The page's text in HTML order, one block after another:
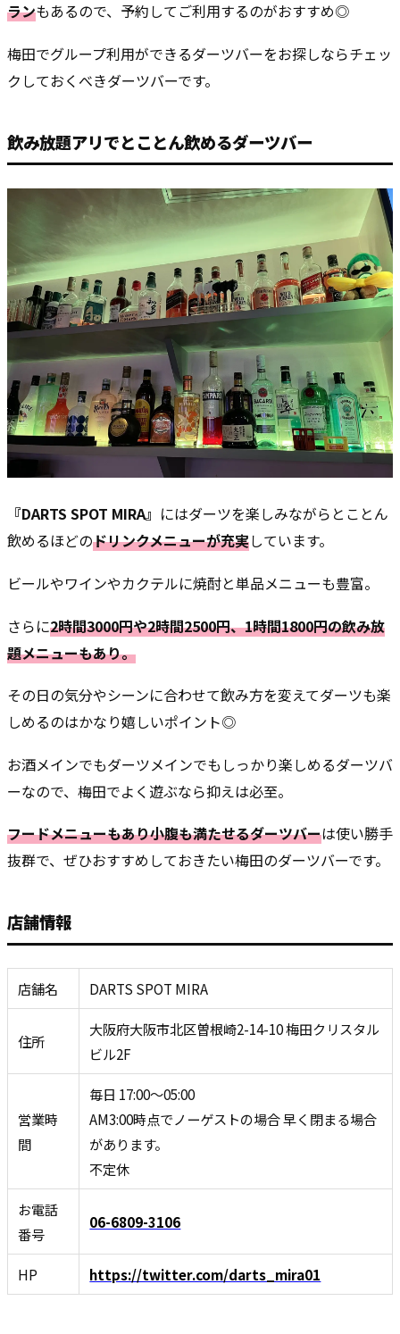
ランもあるので、予約してご利用するのがおすすめ◎
梅田でグループ利用ができるダーツバーをお探しならチェッ
クしておくべきダーツバーです。
飲み放題アリでとことん飲めるダーツバー
『DARTS SPOT MIRA』 にはダーツを楽しみながらとことん
飲めるほどのドリンクメニューが充実しています。
ビールやワインやカクテルに焼酎と単品メニューも豊富。
さらに2時間3000円や2時間2500円、1時間1800円の飲み放
題メニューもあり。
その日の気分やシーンに合わせて飲み方を変えてダーツも楽
しめるのはかなり嬉しいポイント◎
お酒メインでもダーツメインでもしっかり楽しめるダーツバ
ーなので、梅田でよく遊ぶなら抑えは必至。
フードメニューもあり小腹も満たせるダーツバーは使い勝手
抜群で、ぜひおすすめしておきたい梅田のダーツバーです。
店舗情報
店舗名 DARTS SPOT MIRA
住所
大阪府大阪市北区曽根崎2-14-10 梅田クリスタル
ビル2F
営業時
間
毎日 17:00～05:00
AM3:00時点でノーゲストの場合 早く閉まる場合
があります。
不定休
お電話
番号
06-6809-3106
HP https://twitter.com/darts_mira01